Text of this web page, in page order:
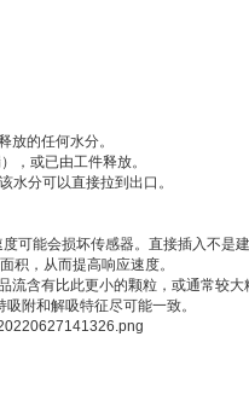
的任何水分。
，或已由工件释放。
分可以直接拉到出口。
能会损坏传感器。直接插入不是建
，从而提高响应速度。
有比此更小的颗粒，或通常较大
附和解吸特征尽可能一致。